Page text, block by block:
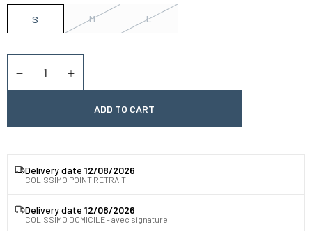
S M L
ADD TO CART
Delivery date 12/08/2026
COLISSIMO POINT RETRAIT
Delivery date 12/08/2026
COLISSIMO DOMICILE - avec signature